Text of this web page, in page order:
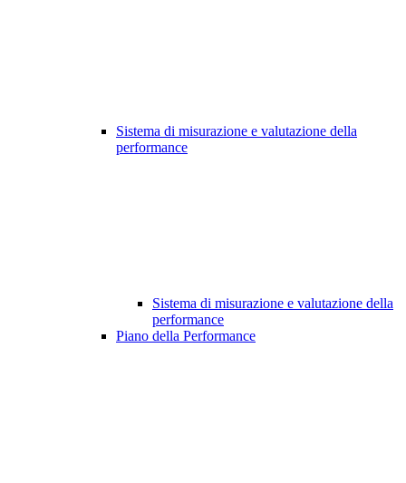
Sistema di misurazione e valutazione della
performance
Sistema di misurazione e valutazione della
performance
Piano della Performance